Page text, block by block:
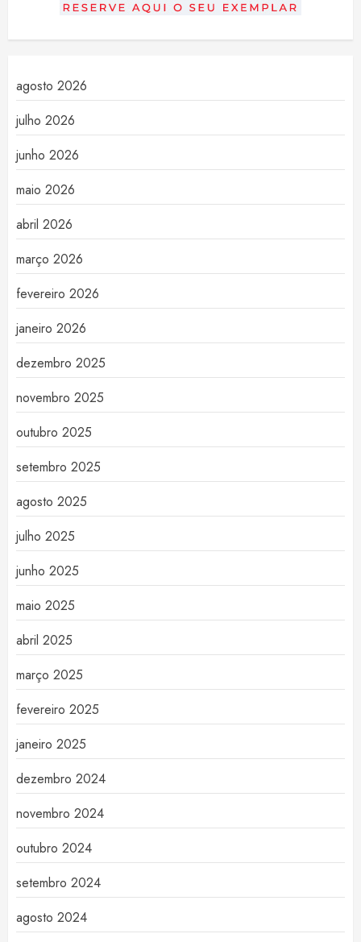
agosto 2026
julho 2026
junho 2026
maio 2026
abril 2026
março 2026
fevereiro 2026
janeiro 2026
dezembro 2025
novembro 2025
outubro 2025
setembro 2025
agosto 2025
julho 2025
junho 2025
maio 2025
abril 2025
março 2025
fevereiro 2025
janeiro 2025
dezembro 2024
novembro 2024
outubro 2024
setembro 2024
agosto 2024